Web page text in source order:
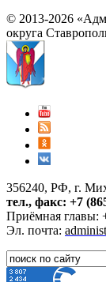
© 2013-2026
округа
356240, РФ, г.
тел., факс: +7
Приёмная главы:
Эл. почта: